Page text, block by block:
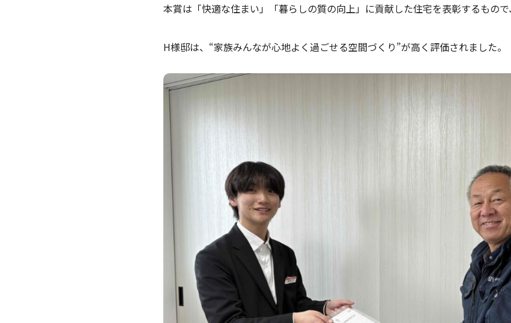
本賞は「快適な住まい」「暮らしの質の向上」に貢献した住宅を表彰するもので
H様邸は、“家族みんなが心地よく過ごせる空間づくり”が高く評価されました。